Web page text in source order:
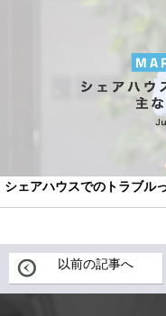
シェアハウスでのトラブル
以前の記事へ